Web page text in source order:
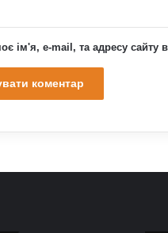
ім'я, e-mail, та адресу